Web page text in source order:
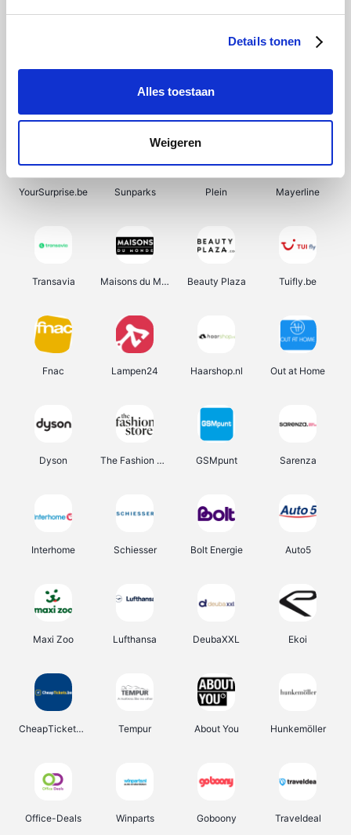
Details tonen
Alles toestaan
Weigeren
SupraBazar Shein Bergfreunde Smartwatchbanden
YourSurprise.be Sunparks Plein Mayerline
Transavia Maisons du Monde Beauty Plaza Tuifly.be
Fnac Lampen24 Haarshop.nl Out at Home
Dyson The Fashion Store GSMpunt Sarenza
Interhome Schiesser Bolt Energie Auto5
Maxi Zoo Lufthansa DeubaXXL Ekoi
CheapTickets.be Tempur About You Hunkemöller
Office-Deals Winparts Goboony Traveldeal